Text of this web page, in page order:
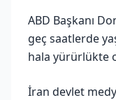
ABD Başkanı
geç saatlerde
hala yürürlükte
İran devlet